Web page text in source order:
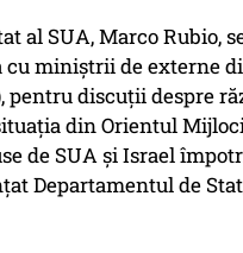
al SUA, Marco Rubio,
miniştrii de externe
pentru discuţii despre
din Orientul
de SUA şi Israel
Departamentul de